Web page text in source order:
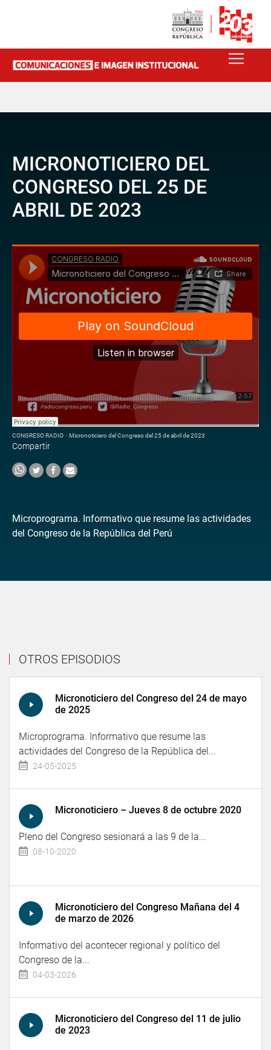
MICRONOTICIERO DEL
CONGRESO DEL 25 DE
ABRIL DE 2023
CONGRESO RADIO · Micronoticiero del Congreso del 25 de abril de 2023
Compartir
Microprograma. Informativo que resume las actividades
del Congreso de la República del Perú
OTROS EPISODIOS
Micronoticiero del Congreso del 24 de mayo
de 2025
Microprograma. Informativo que resume las
actividades del Congreso de la República del...
24-05-2025
Micronoticiero – Jueves 8 de octubre 2020
Pleno del Congreso sesionará a las 9 de la...
08-10-2020
Micronoticiero del Congreso Mañana del 4
de marzo de 2026
Informativo del acontecer regional y político del
Congreso de la...
04-03-2026
Micronoticiero del Congreso del 11 de julio
de 2023